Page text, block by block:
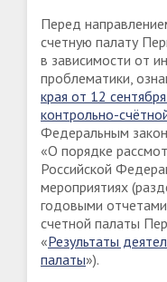
Перед
счетную палату
в зависимости от
проблематики,
края от 12
контрольно-
Федеральным
«О порядке
Российской
мероприятиях
годовыми
счетной палаты
«Результаты
палаты»).